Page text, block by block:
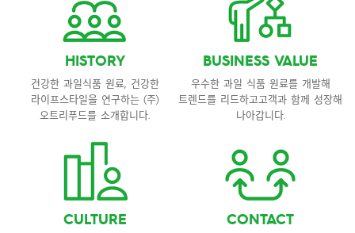
HISTORY
건강한 과일식품 원료, 건강한
라이프스타일을 연구하는(주)
오트리푸드를 소개합니다.
BUSINESS VALUE
우수한 과일 식품 원료를 개발해
트렌드를 리드하고고객과 함께 성장해
나아갑니다.
CULTURE CONTACT